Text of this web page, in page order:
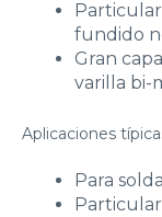
fundido
Gran
varilla bi-
Aplicaciones
Para